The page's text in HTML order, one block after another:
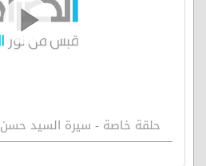
حلقة خاصة - سيرة السيد حسن